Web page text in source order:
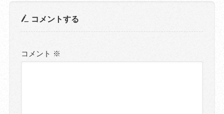
コメントする
コメント ※